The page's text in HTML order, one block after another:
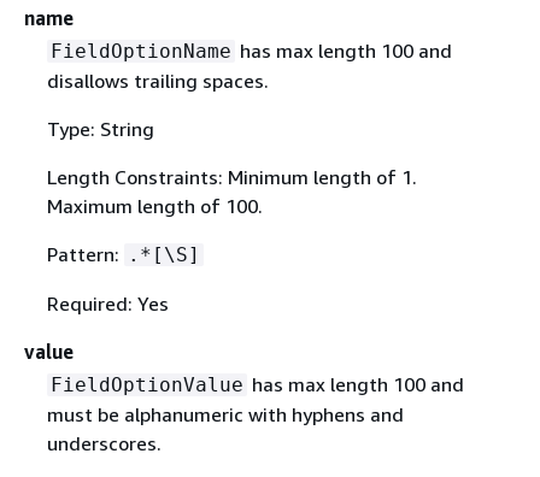
name
FieldOptionName has max length 100 and
disallows trailing spaces.
Type: String
Length Constraints: Minimum length of 1.
Maximum length of 100.
Pattern: .*[\S]
Required: Yes
value
FieldOptionValue has max length 100 and
must be alphanumeric with hyphens and
underscores.